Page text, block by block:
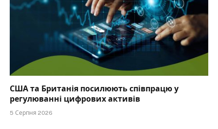
США та Британія посилюють співпрацю у
регулюванні цифрових активів
5 Серпня 2026